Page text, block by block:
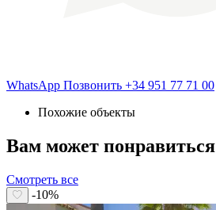
WhatsApp Позвонить +34 951 77 71 00
Похожие объекты
Вам может понравиться
Смотреть все
-10%